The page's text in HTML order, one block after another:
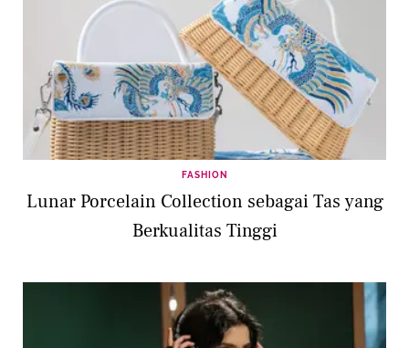
FASHION
Lunar Porcelain Collection sebagai Tas yang
Berkualitas Tinggi